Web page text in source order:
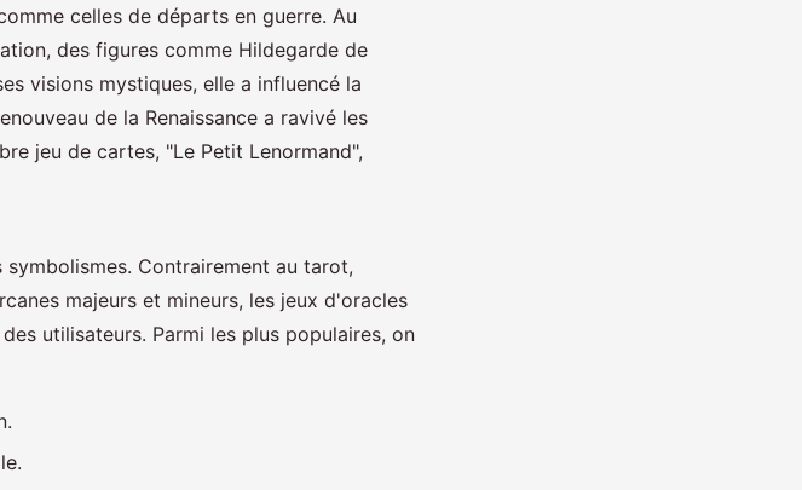
celles de départs en guerre. Au
des figures comme Hildegarde de
visions mystiques, elle a influencé la
de la Renaissance a ravivé les
jeu de cartes, "Le Petit Lenormand",
Contrairement au tarot,
majeurs et mineurs, les jeux d'oracles
utilisateurs. Parmi les plus populaires, on